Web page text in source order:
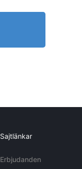
Sajtlänkar
Erbjudanden